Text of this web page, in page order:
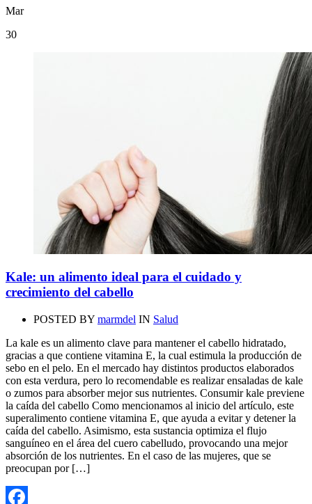
Mar
30
Kale: un alimento ideal para el cuidado y
crecimiento del cabello
POSTED BY marmdel IN Salud
La kale es un alimento clave para mantener el cabello hidratado,
gracias a que contiene vitamina E, la cual estimula la producción de
sebo en el pelo. En el mercado hay distintos productos elaborados
con esta verdura, pero lo recomendable es realizar ensaladas de kale
o zumos para absorber mejor sus nutrientes. Consumir kale previene
la caída del cabello Como mencionamos al inicio del artículo, este
superalimento contiene vitamina E, que ayuda a evitar y detener la
caída del cabello. Asimismo, esta sustancia optimiza el flujo
sanguíneo en el área del cuero cabelludo, provocando una mejor
absorción de los nutrientes. En el caso de las mujeres, que se
preocupan por […]